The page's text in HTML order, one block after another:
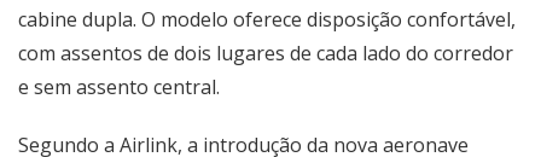
cabine dupla. O modelo oferece disposição confortável,
com assentos de dois lugares de cada lado do corredor
e sem assento central.
Segundo a Airlink, a introdução da nova aeronave